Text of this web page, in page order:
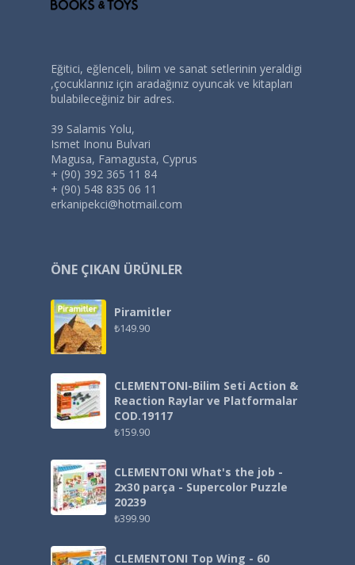
Eğitici, eğlenceli, bilim ve sanat setlerinin yeraldigi
,çocuklarınız için aradağınız oyuncak ve kitapları
bulabileceğiniz bir adres.
39 Salamis Yolu,
Ismet Inonu Bulvari
Magusa, Famagusta, Cyprus
+ (90) 392 365 11 84
+ (90) 548 835 06 11
erkanipekci@hotmail.com
ÖNE ÇIKAN ÜRÜNLER
Piramitler
₺149.90
CLEMENTONI-Bilim Seti Action &
Reaction Raylar ve Platformalar
COD.19117
₺159.90
CLEMENTONI What's the job -
2x30 parça - Supercolor Puzzle
20239
₺399.90
CLEMENTONI Top Wing - 60